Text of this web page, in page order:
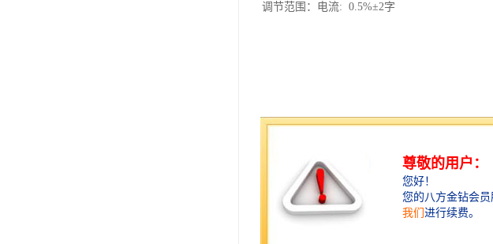
调节范围：电流: 0.5%±2字